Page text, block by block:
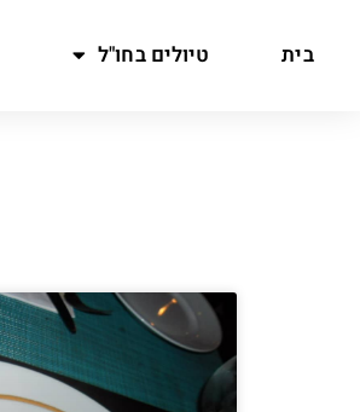
בית טיולים בחו"ל